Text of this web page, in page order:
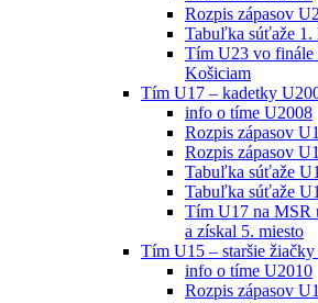
Rozpis zápasov
Tabuľka súťaže 1.
Tím U23 vo
Košiciam
Tím U17 – kadetky
info o tíme U2008
Rozpis zápasov
Rozpis zápasov
Tabuľka súťaže
Tabuľka súťaže
Tím U17 na MSR
a získal 5. miesto
Tím U15 – staršie
info o tíme U2010
Rozpis zápasov